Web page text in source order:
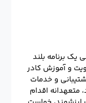
یک برنامه بلند
و آموزش کادر
و خدمات
اقدام